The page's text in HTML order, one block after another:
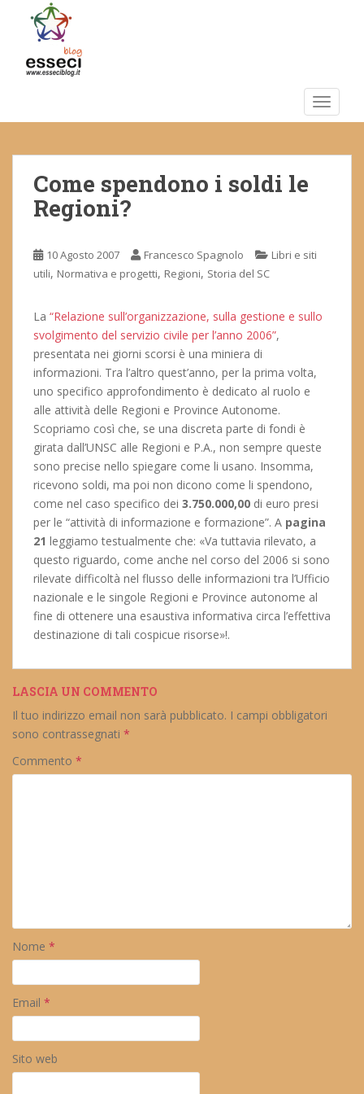
m
Come spendono i soldi le
Regioni?
10 Agosto 2007 Francesco Spagnolo
Libri e siti
utili, Normativa e progetti, Regioni, Storia del SC
La “Relazione sull’organizzazione, sulla gestione e sullo
svolgimento del servizio civile per l’anno 2006”,
presentata nei giorni scorsi è una miniera di
informazioni. Tra l’altro quest’anno, per la prima volta,
uno specifico approfondimento è dedicato al ruolo e
alle attività delle Regioni e Province Autonome.
Scopriamo così che, se una discreta parte di fondi è
girata dall’UNSC alle Regioni e P.A., non sempre queste
sono precise nello spiegare come li usano. Insomma,
ricevono soldi, ma poi non dicono come li spendono,
come nel caso specifico dei 3.750.000,00 di euro presi
per le “attività di informazione e formazione”. A pagina
21 leggiamo testualmente che: «Va tuttavia rilevato, a
questo riguardo, come anche nel corso del 2006 si sono
rilevate difficoltà nel flusso delle informazioni tra l’Ufficio
nazionale e le singole Regioni e Province autonome al
fine di ottenere una esaustiva informativa circa l’effettiva
destinazione di tali cospicue risorse»!.
LASCIA UN COMMENTO
Il tuo indirizzo email non sarà pubblicato. I campi obbligatori
sono contrassegnati *
Commento *
Nome *
Email *
Sito web